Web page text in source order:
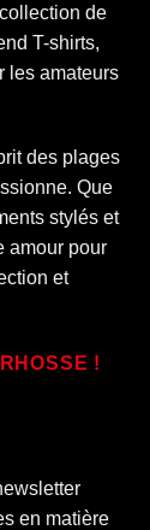
de
T-shirts,
les amateurs
des plages
Que
stylés et
amour pour
et
!
en matière